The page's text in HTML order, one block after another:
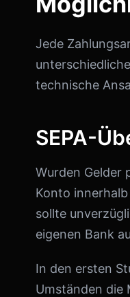
Jede
technische
SEPA-
Wurden Gelder
Konto
sollte
eigenen Bank
In den ersten
Umständen die